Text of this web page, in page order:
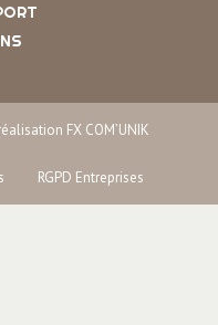
FX COM’UNIK
RGPD Entreprises